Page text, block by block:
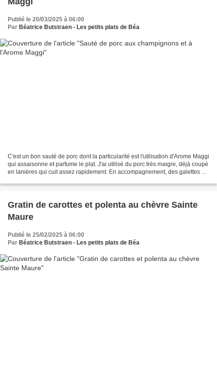
Publié le 20/03/2025 à 06:00
Par Béatrice Butstraen - Les petits plats de Béa
C'est un bon sauté de porc dont la particularité est l'utilisation d'Arome Maggi
qui assaisonne et parfume le plat. J'ai utilisé du porc très maigre, déjà coupé
en lanières qui cuit assez rapidement. En accompagnement, des galettes de
Gratin de carottes et polenta au chèvre Sainte
Maure
Publié le 25/02/2025 à 06:00
Par Béatrice Butstraen - Les petits plats de Béa